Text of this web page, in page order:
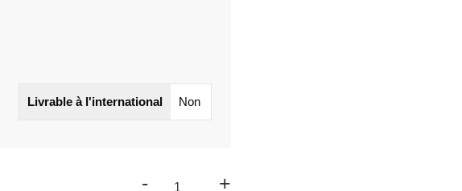
Livrable à l'international Non
- +